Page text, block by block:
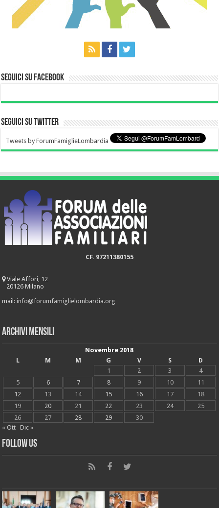
Seguici su Facebook
Seguici su Twitter
Tweets by ForumFamiglieLombardia
CF. 97211380155
Viale Affori, 12
20126 Milano
mail:info@forumfamiglielombardia.org
Archivi mensili
Novembre 2018
L
M M G V S
D
1
2 3
4
5
6 7 8 9 10
11
12
13 14 15 16 17
18
19
20 21 22 23 24
25
26
27 28 29
30
« Ott
Dic »
Follow Us